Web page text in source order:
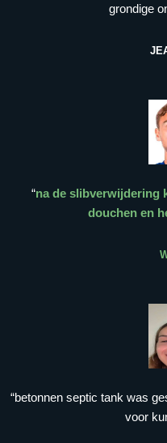
grondige
“na de slibverwijdering
douchen en
“betonnen septic tank was
voor